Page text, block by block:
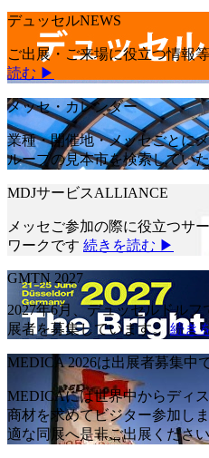
デュッセルNEWS
ご出展・ご来場に役立つ情報
読む ▶
メッセ・カレンダー
業種・開催地・メッセごとに
ループの見本市を検索してい
MDJサービスALLIANCE
メッセご参加の際に役立つサ
ワークです 続きを読む ▶
GMTN 2027
2027年6月、デュッセルドル
展者を募集しています。 続き
MEDICA 2026は出展者募集中
MEDICAには世界中からディ
商材を求めてビジター参加し
適な同展へ是非ご出展ください